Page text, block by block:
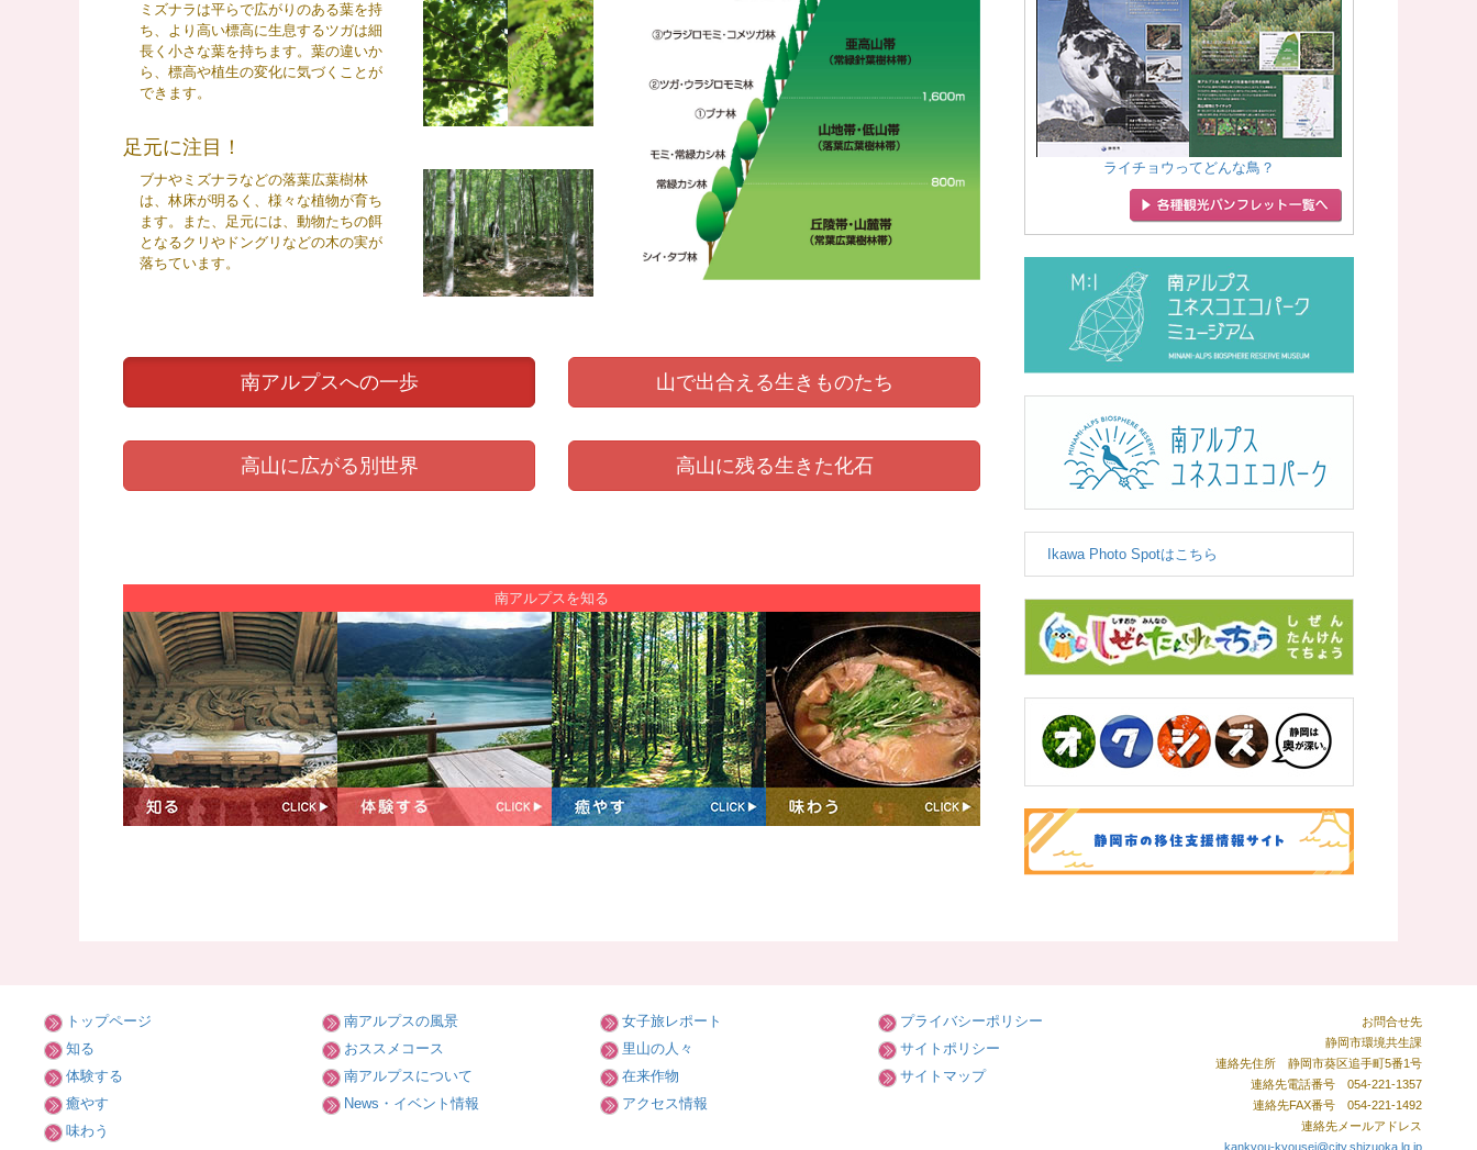
ミズナラは平らで広がりのある葉を持
ち、より高い標高に生息するツガは細
長く小さな葉を持ちます。葉の違いか
ら、標高や植生の変化に気づくことが
できます。
足元に注目！
ブナやミズナラなどの落葉広葉樹林
は、林床が明るく、様々な植物が育ち
ます。また、足元には、動物たちの餌
となるクリやドングリなどの木の実が
落ちています。
南アルプスへの一歩 山で出合える生きものたち
高山に広がる別世界 高山に残る生きた化石
南アルプスを知る
ライチョウってどんな鳥？
Ikawa Photo Spotはこちら
トップページ
知る
体験する
癒やす
味わう
南アルプスの風景
おススメコース
南アルプスについて
News・イベント情報
女子旅レポート
里山の人々
在来作物
アクセス情報
プライバシーポリシー
サイトポリシー
サイトマップ
お問合せ先
静岡市環境共生課
連絡先住所 静岡市葵区追手町5番1号
連絡先電話番号 054-221-1357
連絡先FAX番号 054-221-1492
連絡先メールアドレス
kankyou-kyousei@city.shizuoka.lg.jp